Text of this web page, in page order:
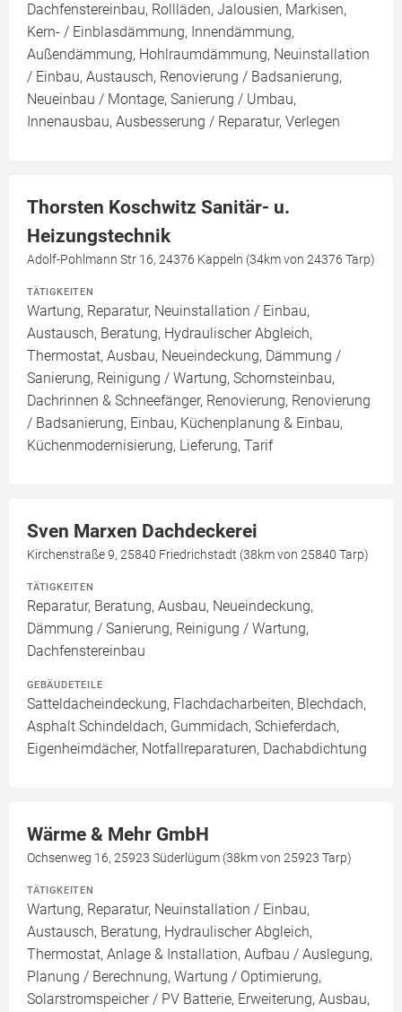
Dachfenstereinbau, Rollläden, Jalousien, Markisen,
Kern- / Einblasdämmung, Innendämmung,
Außendämmung, Hohlraumdämmung, Neuinstallation
/ Einbau, Austausch, Renovierung / Badsanierung,
Neueinbau / Montage, Sanierung / Umbau,
Innenausbau, Ausbesserung / Reparatur, Verlegen
Thorsten Koschwitz Sanitär- u.
Heizungstechnik
Adolf-Pohlmann Str 16, 24376 Kappeln (34km von 24376 Tarp)
TÄTIGKEITEN
Wartung, Reparatur, Neuinstallation / Einbau,
Austausch, Beratung, Hydraulischer Abgleich,
Thermostat, Ausbau, Neueindeckung, Dämmung /
Sanierung, Reinigung / Wartung, Schornsteinbau,
Dachrinnen & Schneefänger, Renovierung, Renovierung
/ Badsanierung, Einbau, Küchenplanung & Einbau,
Küchenmodernisierung, Lieferung, Tarif
Sven Marxen Dachdeckerei
Kirchenstraße 9, 25840 Friedrichstadt (38km von 25840 Tarp)
TÄTIGKEITEN
Reparatur, Beratung, Ausbau, Neueindeckung,
Dämmung / Sanierung, Reinigung / Wartung,
Dachfenstereinbau
GEBÄUDETEILE
Satteldacheindeckung, Flachdacharbeiten, Blechdach,
Asphalt Schindeldach, Gummidach, Schieferdach,
Eigenheimdächer, Notfallreparaturen, Dachabdichtung
Wärme & Mehr GmbH
Ochsenweg 16, 25923 Süderlügum (38km von 25923 Tarp)
TÄTIGKEITEN
Wartung, Reparatur, Neuinstallation / Einbau,
Austausch, Beratung, Hydraulischer Abgleich,
Thermostat, Anlage & Installation, Aufbau / Auslegung,
Planung / Berechnung, Wartung / Optimierung,
Solarstromspeicher / PV Batterie, Erweiterung, Ausbau,